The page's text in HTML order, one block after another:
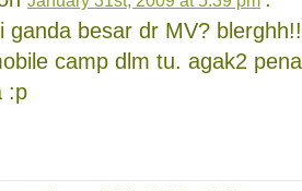
ganda besar dr MV?
camp dlm tu. agak2
:p